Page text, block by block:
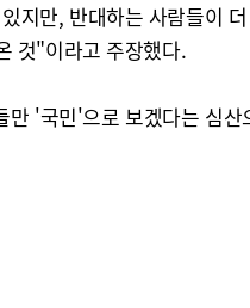
지만, 반대하는 사람들이
것"이라고 주장했다.
'국민'으로 보겠다는 심